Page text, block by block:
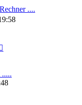
....
.....